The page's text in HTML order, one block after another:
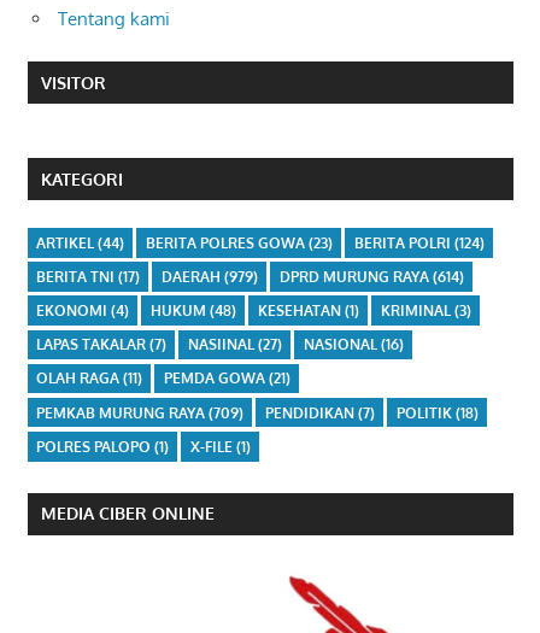
Tentang kami
VISITOR
KATEGORI
ARTIKEL (44) BERITA POLRES GOWA(23) BERITA POLRI (124)
BERITA TNI (17) DAERAH (979) DPRD MURUNG RAYA(614)
EKONOMI (4) HUKUM (48) KESEHATAN(1) KRIMINAL(3)
LAPAS TAKALAR(7) NASIINAL(27) NASIONAL(16)
OLAH RAGA(11) PEMDA GOWA(21)
PEMKAB MURUNG RAYA(709) PENDIDIKAN(7) POLITIK(18)
POLRES PALOPO (1) X-FILE (1)
MEDIA CIBER ONLINE